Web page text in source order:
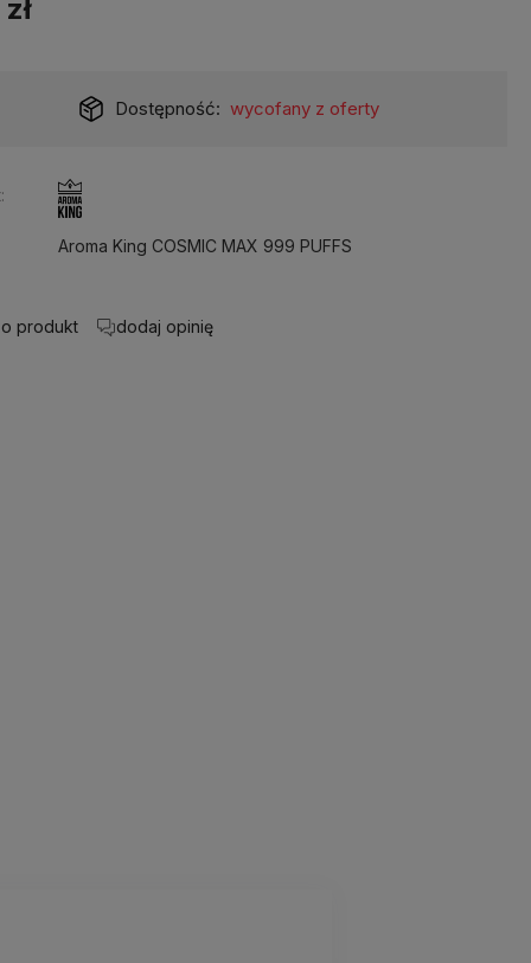
Dostępność: wycofany z oferty
Aroma King COSMIC MAX 999 PUFFS
produkt dodaj opinię